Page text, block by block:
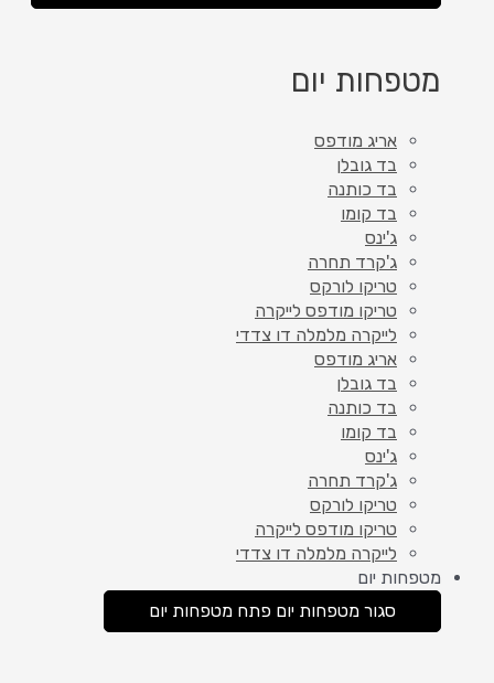
מטפחות יום
אריג מודפס
בד גובלן
בד כותנה
בד קומו
ג'ינס
ג'קרד תחרה
טריקו לורקס
טריקו מודפס לייקרה
לייקרה מלמלה דו צדדי
אריג מודפס
בד גובלן
בד כותנה
בד קומו
ג'ינס
ג'קרד תחרה
טריקו לורקס
טריקו מודפס לייקרה
לייקרה מלמלה דו צדדי
מטפחות יום
סגור מטפחות יום פתח מטפחות יום